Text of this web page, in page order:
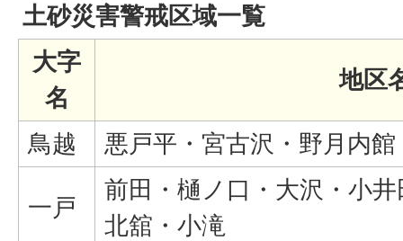
土砂災害警戒区域一覧
大字
名
地区
鳥越 悪戸平・宮古沢・野月内館
一戸
前田・樋ノ口・大沢・小
北舘・小滝